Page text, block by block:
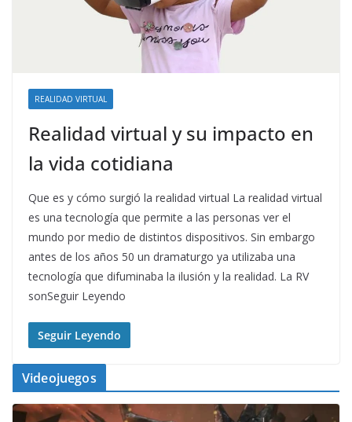
REALIDAD VIRTUAL
Realidad virtual y su impacto en
la vida cotidiana
Que es y cómo surgió la realidad virtual La realidad virtual
es una tecnología que permite a las personas ver el
mundo por medio de distintos dispositivos. Sin embargo
antes de los años 50 un dramaturgo ya utilizaba una
tecnología que difuminaba la ilusión y la realidad. La RV
sonSeguir Leyendo
Seguir Leyendo
Videojuegos